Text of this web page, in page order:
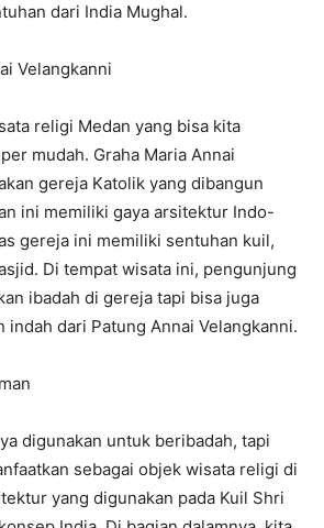
dari India Mughal.
Velangkanni
religi Medan yang bisa kita
mudah. Graha Maria Annai
gereja Katolik yang dibangun
ini memiliki gaya arsitektur Indo-
gereja ini memiliki sentuhan kuil,
Di tempat wisata ini, pengunjung
ibadah di gereja tapi bisa juga
indah dari Patung Annai Velangkanni.
digunakan untuk beribadah, tapi
sebagai objek wisata religi di
yang digunakan pada Kuil Shri